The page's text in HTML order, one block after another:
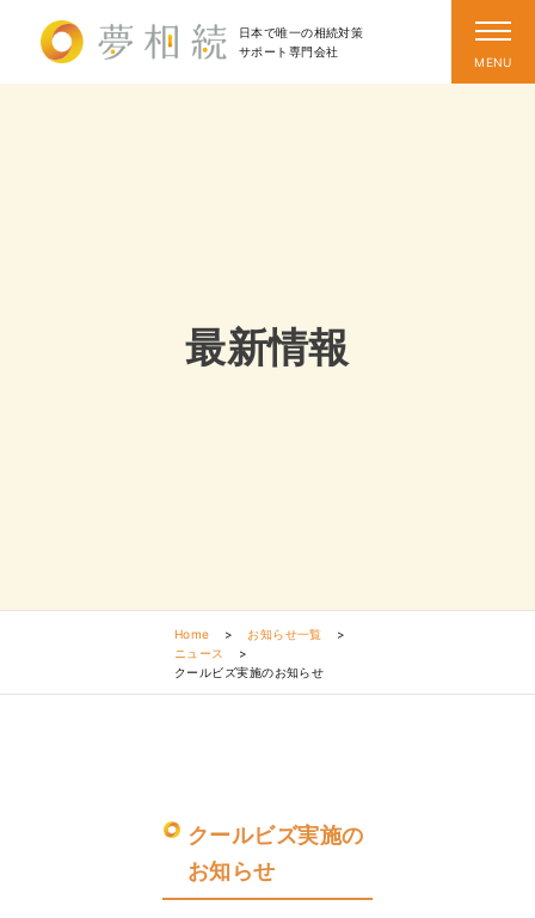
日本で唯一の相続対策
サポート 専門会社
最新情報
Home > お知らせ一覧
>
ニュース
>
クールビズ実施のお知らせ
クールビズ実施の
お知らせ